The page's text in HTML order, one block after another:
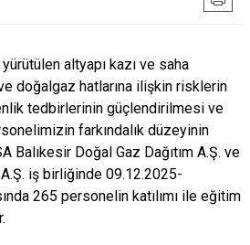
yürütülen altyapı kazı ve saha
doğalgaz hatlarına ilişkin risklerin
tedbirlerinin güçlendirilmesi ve
farkındalık düzeyinin
Balıkesir Doğal Gaz Dağıtım A.Ş. ve
A.Ş. iş birliğinde 09.12.2025-
265 personelin katılımı ile eğitim
.